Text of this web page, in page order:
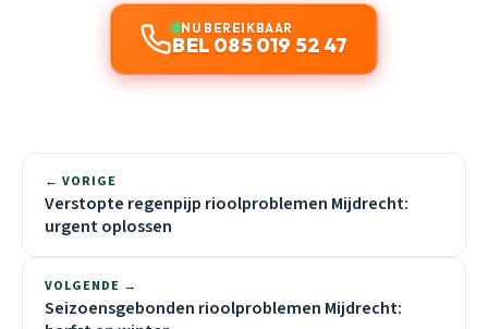
NU BEREIKBAAR
BEL 085 019 52 47
← VORIGE
Verstopte regenpijp rioolproblemen Mijdrecht:
urgent oplossen
VOLGENDE →
Seizoensgebonden rioolproblemen Mijdrecht: